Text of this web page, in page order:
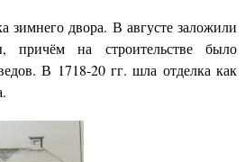
зимнего двора. В августе заложили
причём на строительстве было
В 1718-20 гг. шла отделка как